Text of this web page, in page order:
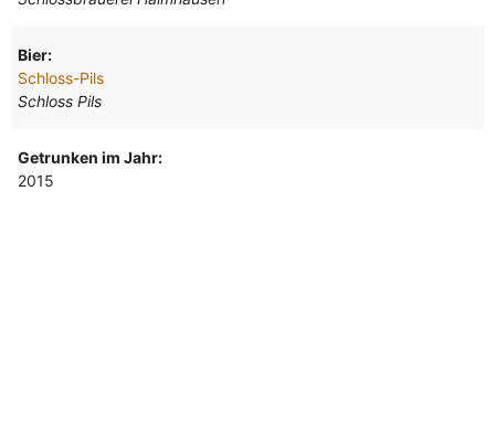
Bier:
Schloss-Pils
Schloss Pils
Getrunken im Jahr:
2015